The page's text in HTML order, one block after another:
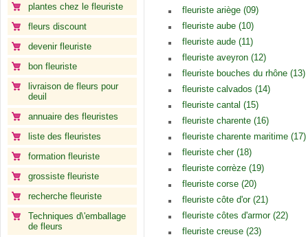
plantes chez le fleuriste
fleurs discount
devenir fleuriste
bon fleuriste
livraison de fleurs pour
deuil
annuaire des fleuristes
liste des fleuristes
formation fleuriste
grossiste fleuriste
recherche fleuriste
Techniques d\'emballage
de fleurs
fleuriste ariège (09)
fleuriste aube (10)
fleuriste aude (11)
fleuriste aveyron (12)
fleuriste bouches du rhône (13)
fleuriste calvados (14)
fleuriste cantal (15)
fleuriste charente (16)
fleuriste charente maritime (17)
fleuriste cher (18)
fleuriste corrèze (19)
fleuriste corse (20)
fleuriste côte d'or (21)
fleuriste côtes d'armor (22)
fleuriste creuse (23)